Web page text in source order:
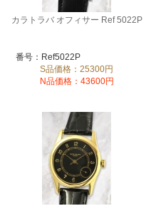
カラトラバ オフィサー Ref 5022P
番号：Ref5022P
S品価格：25300円
N品価格：43600円